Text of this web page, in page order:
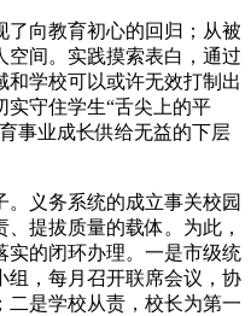
向教育初心的回归；从被
空间。实践摸索表白，通过
和学校可以或许无效打制出
实守住学生“舌尖上的平
事业成长供给无益的下层
义务系统的成立事关校园
提拔质量的载体。为此，
实的闭环办理。一是市级统
组，每月召开联席会议，协
二是学校从责，校长为第一